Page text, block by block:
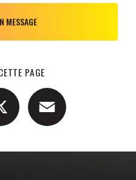
MESSAGE
PAGE